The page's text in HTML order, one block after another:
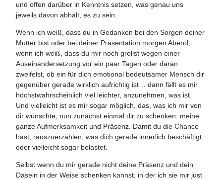
und offen darüber in Kenntnis setzen, was genau uns
jeweils davon abhält, es zu sein.
Wenn ich weiß, dass du in Gedanken bei den Sorgen deiner
Mutter bist oder bei deiner Präsentation morgen Abend,
wenn ich weiß, dass du mir noch grollst wegen einer
Auseinandersetzung vor ein paar Tagen oder daran
zweifelst, ob ein für dich emotional bedeutsamer Mensch dir
gegenüber gerade wirklich aufrichtig ist… dann fällt es mir
höchstwahrscheinlich viel leichter, anzunehmen, was ist.
Und vielleicht ist es mir sogar möglich, das, was ich mir von
dir wünschte, nun zunächst einmal dir zu schenken: meine
ganze Aufmerksamkeit und Präsenz. Damit du die Chance
hast, rauszuerzählen, was dich gerade innerlich beschäftigt
oder vielleicht sogar belastet.
Selbst wenn du mir gerade nicht deine Präsenz und dein
Dasein in der Weise schenken kannst, in der ich sie mir just